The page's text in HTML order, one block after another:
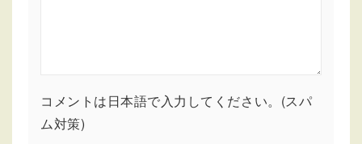
コメントは日本語で入力してください。(スパ
ム対策)